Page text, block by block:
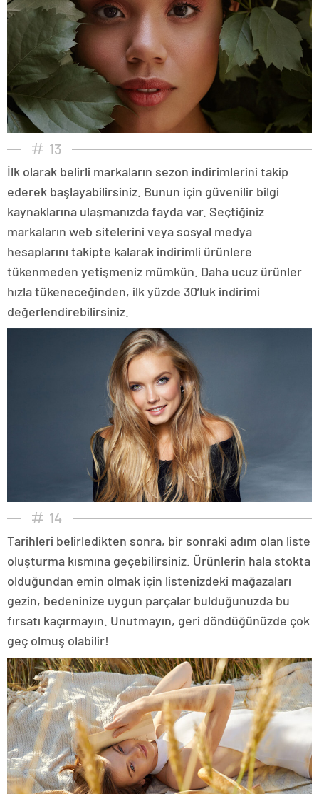
13
İlk olarak belirli markaların sezon indirimlerini takip
ederek başlayabilirsiniz. Bunun için güvenilir bilgi
kaynaklarına ulaşmanızda fayda var. Seçtiğiniz
markaların web sitelerini veya sosyal medya
hesaplarını takipte kalarak indirimli ürünlere
tükenmeden yetişmeniz mümkün. Daha ucuz ürünler
hızla tükeneceğinden, ilk yüzde 30’luk indirimi
değerlendirebilirsiniz.
14
Tarihleri belirledikten sonra, bir sonraki adım olan liste
oluşturma kısmına geçebilirsiniz. Ürünlerin hala stokta
olduğundan emin olmak için listenizdeki mağazaları
gezin, bedeninize uygun parçalar bulduğunuzda bu
fırsatı kaçırmayın. Unutmayın, geri döndüğünüzde çok
geç olmuş olabilir!